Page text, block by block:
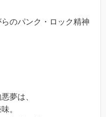
のパンク・ロック精神
夢は、
。